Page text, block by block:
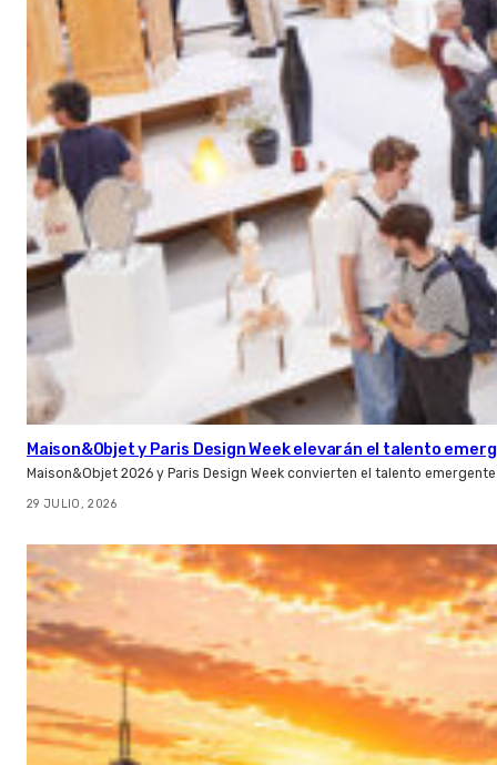
Maison&Objet y Paris Design Week elevarán el talento
Maison&Objet 2026 y Paris Design Week convierten el talento
29 JULIO, 2026